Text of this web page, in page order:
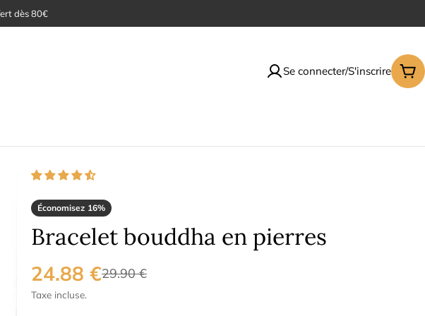
jours
Se connecter/S'inscrire
Économisez 16%
Bracelet bouddha en pierres
Prix
24.88 €
Prix
29.90 €
Taxe incluse.